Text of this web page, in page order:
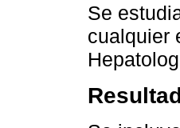
Se
cualquier